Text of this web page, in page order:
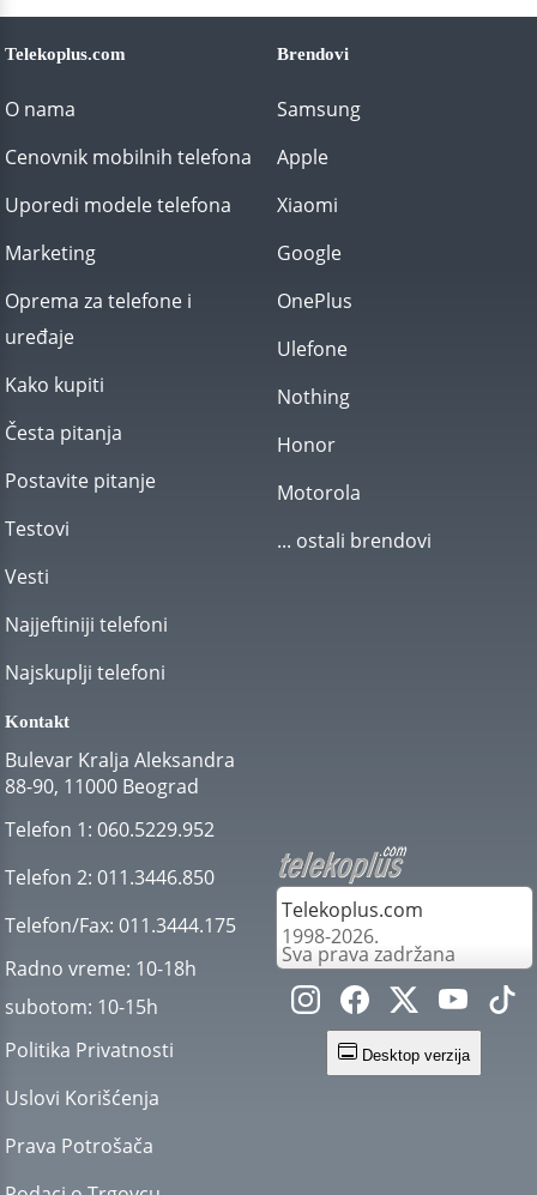
Telekoplus.com
O nama
Cenovnik mobilnih telefona
Uporedi modele telefona
Marketing
Oprema za telefone i
uređaje
Kako kupiti
Česta pitanja
Postavite pitanje
Testovi
Vesti
Najjeftiniji telefoni
Najskuplji telefoni
Brendovi
Samsung
Apple
Xiaomi
Google
OnePlus
Ulefone
Nothing
Honor
Motorola
... ostali brendovi
Kontakt
Bulevar Kralja Aleksandra
88-90, 11000 Beograd
Telefon 1: 060.5229.952
Telefon 2: 011.3446.850
Telefon/Fax: 011.3444.175
Radno vreme: 10-18h
subotom: 10-15h
Politika Privatnosti
Uslovi Korišćenja
Prava Potrošača
Telekoplus.com
1998-2026.
Sva prava zadržana
Desktop verzija